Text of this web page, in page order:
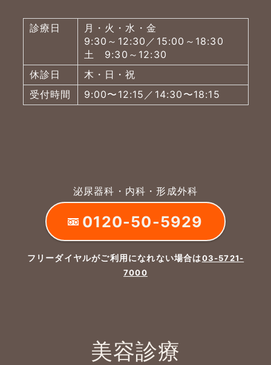
診療日
月・火・水・金
9:30～12:30／15:00～18:30
土 9:30～12:30
休診日
木・日・祝
受付時間
9:00〜12:15／14:30〜18:15
泌尿器科・内科・形成外科
0120-50-5929
フリーダイヤルがご利用になれない場合は03-5721-
7000
美容診療